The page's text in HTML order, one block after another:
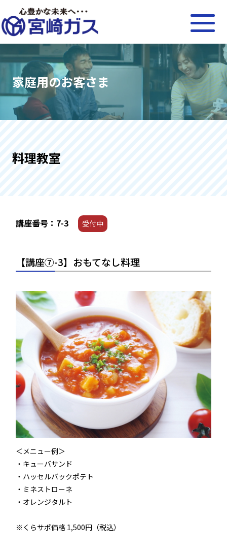
家庭用のお客さま
料理教室
講座番号：7-3 受付中
【講座⑦-3】おもてなし料理
＜メニュー例＞
・キューバサンド
・ハッセルバックポテト
・ミネストローネ
・オレンジタルト
※くらサポ価格 1,500円（税込）